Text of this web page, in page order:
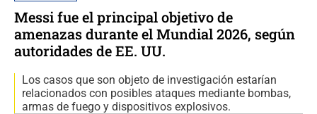
Messi fue el principal objetivo de
amenazas durante el Mundial 2026, según
autoridades de EE. UU.
Los casos que son objeto de investigación estarían
relacionados con posibles ataques mediante bombas,
armas de fuego y dispositivos explosivos.